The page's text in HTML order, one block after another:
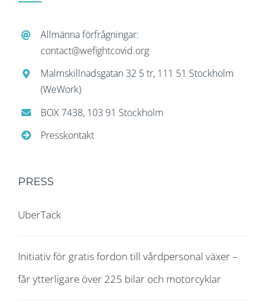
Allmänna förfrågningar:
contact@wefightcovid.org
Malmskillnadsgatan 32 5 tr, 111 51 Stockholm
(WeWork)
BOX 7438, 103 91 Stockholm
Presskontakt
PRESS
UberTack
Initiativ för gratis fordon till vårdpersonal växer –
får ytterligare över 225 bilar och motorcyklar